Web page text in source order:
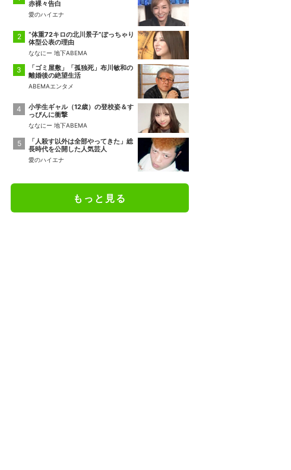
赤裸々告白
愛のハイエナ
“体重72キロの北川景子”ぽっちゃり
体型公表の理由
ななにー 地下ABEMA
「ゴミ屋敷」「孤独死」布川敏和の
離婚後の絶望生活
ABEMAエンタメ
小学生ギャル（12歳）の登校姿＆す
っぴんに衝撃
ななにー 地下ABEMA
「人殺す以外は全部やってきた」総
長時代を公開した人気芸人
愛のハイエナ
もっと見る